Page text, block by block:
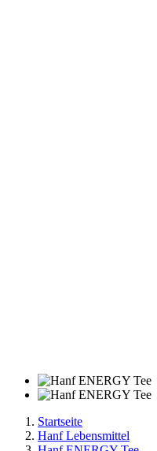
Startseite
Hanf Lebensmittel